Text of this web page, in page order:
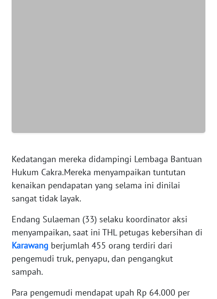
Kedatangan mereka didampingi Lembaga Bantuan
Hukum Cakra.Mereka menyampaikan tuntutan
kenaikan pendapatan yang selama ini dinilai
sangat tidak layak.
Endang Sulaeman (33) selaku koordinator aksi
menyampaikan, saat ini THL petugas kebersihan di
Karawang berjumlah 455 orang terdiri dari
pengemudi truk, penyapu, dan pengangkut
sampah.
Para pengemudi mendapat upah Rp 64.000 per
NTT
WN
KEPRI
WN
PAPUA
WN
PAPUA
BARAT